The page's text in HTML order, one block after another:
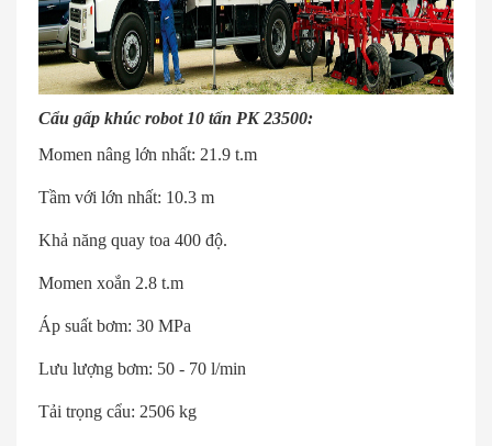
Cẩu gấp khúc robot 10 tấn PK 23500:
Momen nâng lớn nhất: 21.9 t.m
Tầm với lớn nhất: 10.3 m
Khả năng quay toa 400 độ.
Momen xoắn 2.8 t.m
Áp suất bơm: 30 MPa
Lưu lượng bơm: 50 - 70 l/min
Tải trọng cẩu: 2506 kg